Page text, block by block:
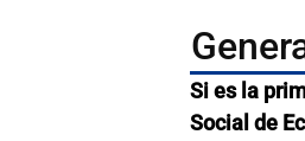
Si es la
Social de